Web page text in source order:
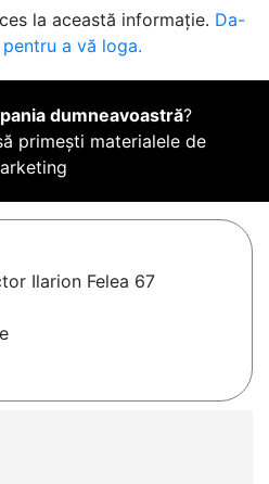
la această informație. Da-
a vă loga.
dumneavoastră?
primești materialele de
Ilarion Felea 67